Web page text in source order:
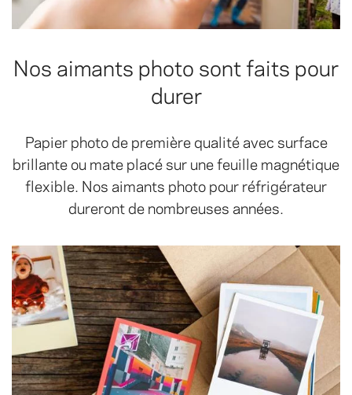
Nos aimants photo sont faits pour
durer
Papier photo de première qualité avec surface
brillante ou mate placé sur une feuille magnétique
flexible. Nos aimants photo pour réfrigérateur
dureront de nombreuses années.